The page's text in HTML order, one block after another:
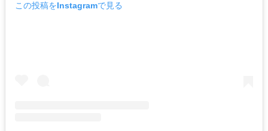
この投稿をInstagramで見る